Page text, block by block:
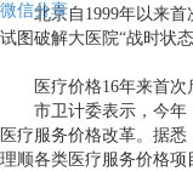
微信分享
北京自 1999年以来首
试图破解大医院“战时状
医疗价格16年来首次
市卫计委表示，今年
医疗服务价格改革。据悉
理顺各类医疗服务价格